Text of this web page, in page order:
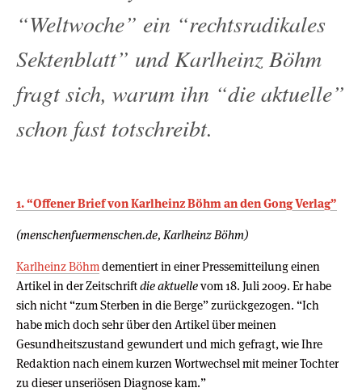
“Weltwoche” ein “rechtsradikales
Sektenblatt” und Karlheinz Böhm
fragt sich, warum ihn “die aktuelle”
schon fast totschreibt.
1. “Offener Brief von Karlheinz Böhm an den Gong Verlag”
(menschenfuermenschen.de, Karlheinz Böhm)
Karlheinz Böhmdementiert in einer Pressemitteilung einen
Artikel in der Zeitschriftdie aktuellevom 18. Juli 2009. Er habe
sich nicht “zum Sterben in die Berge” zurückgezogen. “Ich
habe mich doch sehr über den Artikel über meinen
Gesundheitszustand gewundert und mich gefragt, wie Ihre
Redaktion nach einem kurzen Wortwechsel mit meiner Tochter
zu dieser unseriösen Diagnose kam.”